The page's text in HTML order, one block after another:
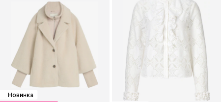
Новинка